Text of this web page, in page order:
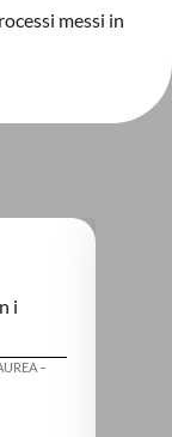
messi in
i
–